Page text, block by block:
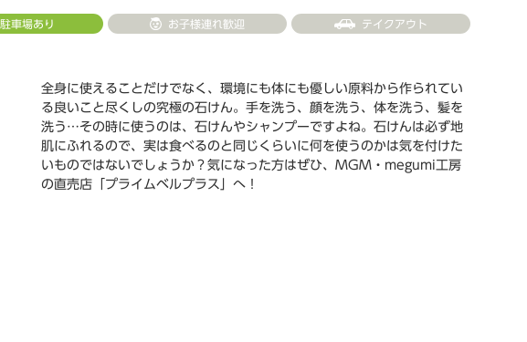
駐車場あり お子様連れ歓迎 テイクアウト
全身に使えることだけでなく、環境にも体にも優しい原料から作られてい
る良いこと尽くしの究極の石けん。手を洗う、顔を洗う、体を洗う、髪を
洗う…その時に使うのは、石けんやシャンプーですよね。石けんは必ず地
肌にふれるので、実は食べるのと同じくらいに何を使うのかは気を付けた
いものではないでしょうか？気になった方はぜひ、MGM・megumi工房
の直売店「プライムベルプラス」へ！